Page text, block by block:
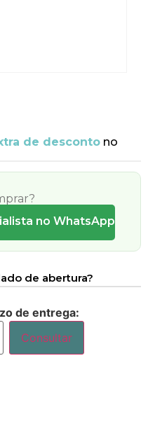
de descontono
no WhatsApp
de abertura?
de entrega:
Consultar